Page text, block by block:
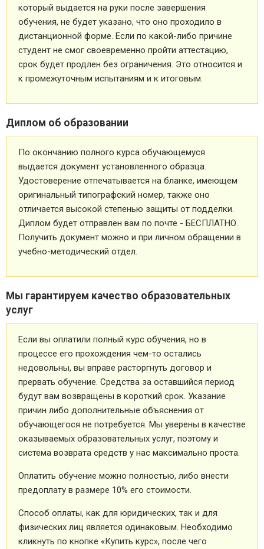
который выдается на руки после завершения
обучения, не будет указано, что оно проходило в
дистанционной форме. Если по какой-либо причине
студент не смог своевременно пройти аттестацию,
срок будет продлен без ограничения. Это относится и
к промежуточным испытаниям и к итоговым.
Диплом об образовании
По окончанию полного курса обучающемуся
выдается документ установленного образца.
Удостоверение отпечатывается на бланке, имеющем
оригинальный типографский номер, также оно
отличается высокой степенью защиты от подделки.
Диплом будет отправлен вам по почте - БЕСПЛАТНО.
Получить документ можно и при личном обращении в
учебно-методический отдел.
Мы гарантируем качество образовательных
услуг
Если вы оплатили полный курс обучения, но в
процессе его прохождения чем-то остались
недовольны, вы вправе расторгнуть договор и
прервать обучение. Средства за оставшийся период
будут вам возвращены в короткий срок. Указание
причин либо дополнительные объяснения от
обучающегося не потребуется. Мы уверены в качестве
оказываемых образовательных услуг, поэтому и
система возврата средств у нас максимально проста.
Оплатить обучение можно полностью, либо внести
предоплату в размере 10% его стоимости.
Способ оплаты, как для юридических, так и для
физических лиц является одинаковым. Необходимо
кликнуть по кнопке «Купить курс», после чего